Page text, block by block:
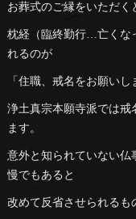
お葬式のご縁をいただく
枕経（臨終勤行…亡くな
れるのが
「住職、戒名をお願いし
浄土真宗本願寺派では戒
ます。
意外と知られていない仏
慢でもあると
改めて反省させられるも